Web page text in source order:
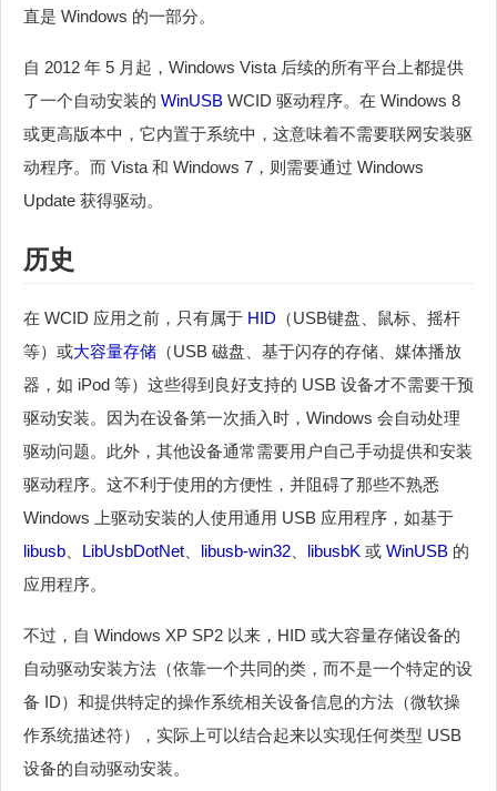
直是 Windows 的一部分。
自 2012 年 5 月起，Windows Vista 后续的所有平台上都提供
了一个自动安装的 WinUSB WCID 驱动程序。在 Windows 8
或更高版本中，它内置于系统中，这意味着不需要联网安装驱
动程序。而 Vista 和 Windows 7，则需要通过 Windows
Update 获得驱动。
历史
在 WCID 应用之前，只有属于 HID （USB键盘、鼠标、摇杆
等）或大容量存储 （USB 磁盘、基于闪存的存储、媒体播放
器，如 iPod 等）这些得到良好支持的 USB 设备才不需要干预
驱动安装。因为在设备第一次插入时，Windows 会自动处理
驱动问题。此外，其他设备通常需要用户自己手动提供和安装
驱动程序。这不利于使用的方便性，并阻碍了那些不熟悉
Windows 上驱动安装的人使用通用 USB 应用程序，如基于
libusb
LibUsbDotNet libusb-win32 libusbK 或 WinUSB 的
应用程序。
不过，自 Windows XP SP2 以来，HID 或大容量存储设备的
自动驱动安装方法（依靠一个共同的类，而不是一个特定的设
备 ID）和提供特定的操作系统相关设备信息的方法（微软操
作系统描述符），实际上可以结合起来以实现任何类型 USB
设备的自动驱动安装。